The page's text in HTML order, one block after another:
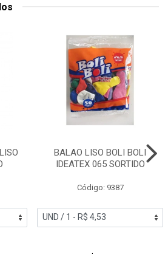
BALAO LISO BOLI BOLI
IDEATEX 065 SORTIDO
Código: 9387